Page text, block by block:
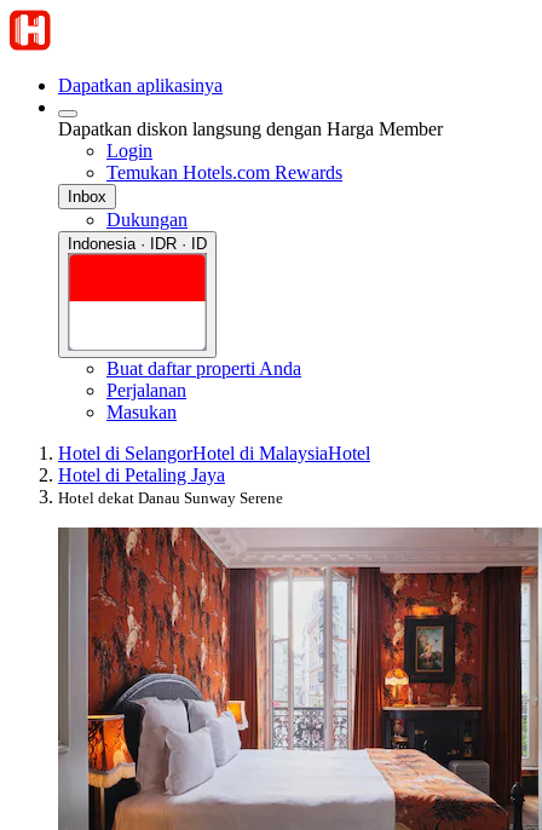
Dapatkan aplikasinya
Dapatkan diskon langsung dengan Harga Member
Login
Temukan Hotels.com Rewards
Inbox
Dukungan
Indonesia · IDR · ID
Buat daftar properti Anda
Perjalanan
Masukan
Hotel di SelangorHotel di MalaysiaHotel
Hotel di Petaling Jaya
Hotel dekat Danau Sunway Serene